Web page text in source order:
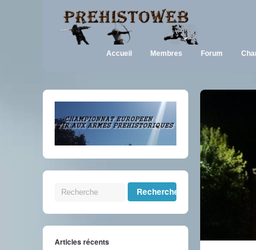
Accueil Membres Forum
Articles récents